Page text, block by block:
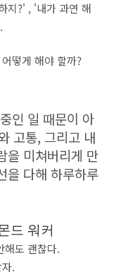
지?' , '내가 과연 해
떻게 해야 할까?
인 일 때문이 아
고통, 그리고 내
을 미쳐버리게 만
을 다해 하루하루
드 워커
해도 괜찮다.
.